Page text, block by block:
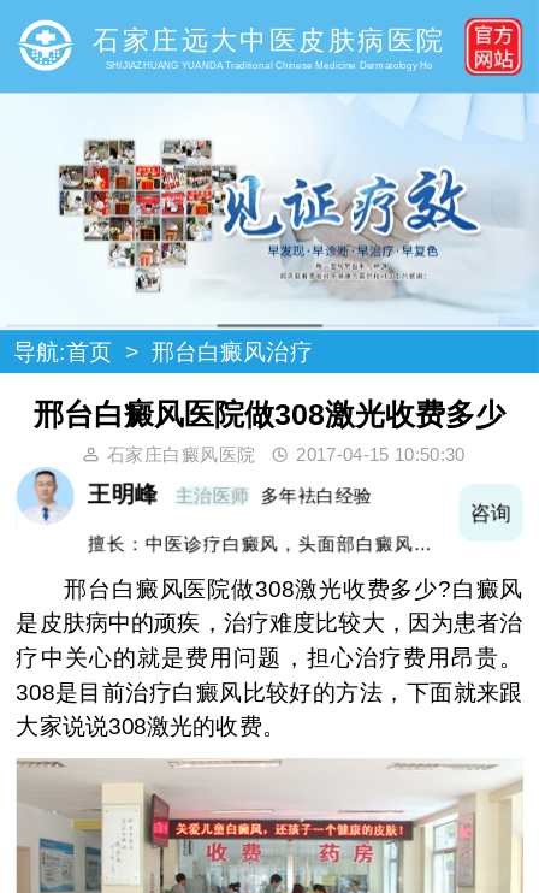
石家庄远大中医皮肤病医院
SHIJIAZHUANG YUANDA Traditional Chinese Medicine Dermatology Ho
导航:首页 > 邢台白癜风治疗
邢台白癜风医院做308激光收费多少
石家庄白癜风医院 2017-04-15 10:50:30
王明峰 主治医师 多年袪白经验
擅长：中医诊疗白癜风，头面部白癜风，青
咨询
邢台白癜风医院做308激光收费多少?白癜风
是皮肤病中的顽疾，治疗难度比较大，因为患者治
疗中关心的就是费用问题，担心治疗费用昂贵。
308是目前治疗白癜风比较好的方法，下面就来跟
大家说说308激光的收费。